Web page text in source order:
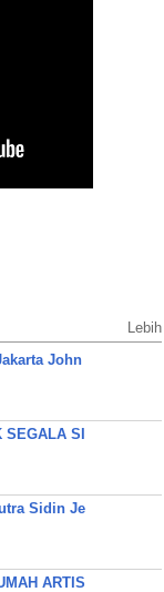
Lebih
John
SEGALA SI
Sidin Je
ARTIS